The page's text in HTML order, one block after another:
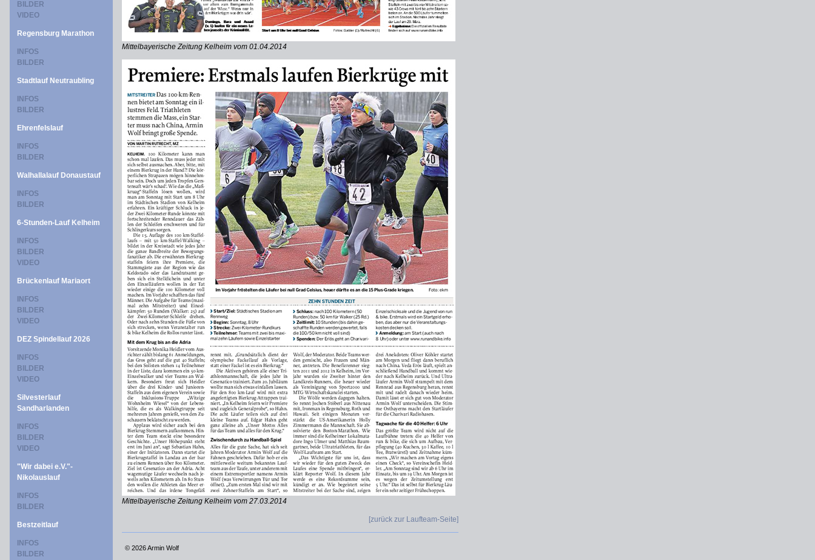
BILDER
VIDEO
Regensburg Marathon
INFOS
BILDER
Stadtlauf Neutraubling
INFOS
BILDER
Ehrenfelslauf
INFOS
BILDER
Walhallalauf Donaustauf
INFOS
BILDER
6-Stunden-Lauf Kelheim
INFOS
BILDER
VIDEO
Brückenlauf Mariaort
INFOS
BILDER
VIDEO
DEZ Spindellauf 2026
INFOS
BILDER
VIDEO
Silvesterlauf
Sandharlanden
INFOS
BILDER
VIDEO
"Wir dabei e.V."-
Nikolauslauf
INFOS
BILDER
Bestzeitlauf
INFOS
BILDER
Mittelbayerische Zeitung Kelheim vom 01.04.2014
Mittelbayerische Zeitung Kelheim vom 27.03.2014
[zurück zur Laufteam-Seite]
© 2026 Armin Wolf